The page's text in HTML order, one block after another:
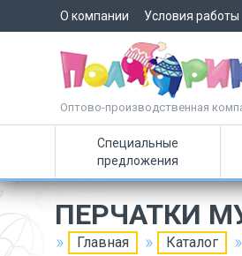
О компании Условия работы
Оптово-производственная
Специальные
предложения
ПЕРЧАТКИ
Главная Каталог